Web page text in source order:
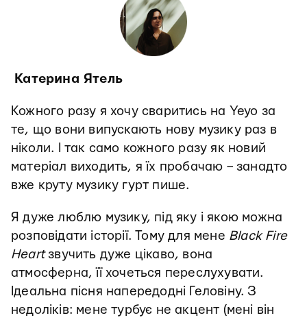
Катерина Ятель
Кожного разу я хочу сваритись на Yeyo за
те, що вони випускають нову музику раз в
ніколи. І так само кожного разу як новий
матеріал виходить, я їх пробачаю – занадто
вже круту музику гурт пише.
Я дуже люблю музику, під яку і якою можна
розповідати історії. Тому для мене Black Fire
Heart звучить дуже цікаво, вона
атмосферна, її хочеться переслухувати.
Ідеальна пісня напередодні Геловіну. З
недоліків: мене турбує не акцент (мені він